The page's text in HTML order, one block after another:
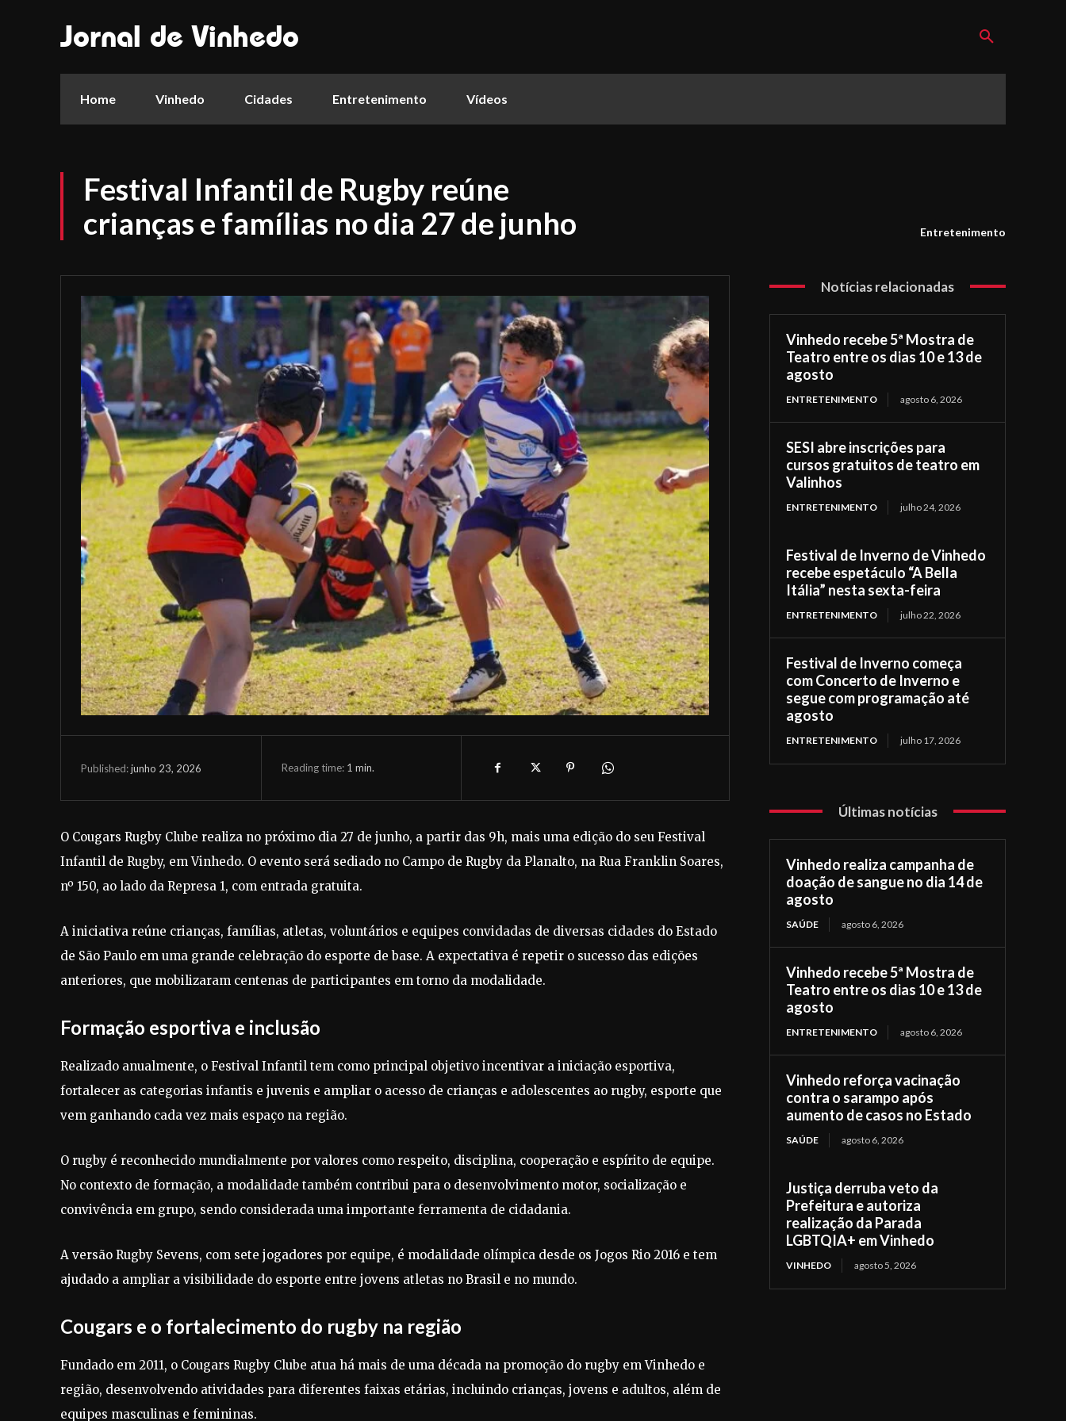
Jornal de Vinhedo
Home Vinhedo Cidades Entretenimento Vídeos
Festival Infantil de Rugby reúne
crianças e famílias no dia 27 de junho
Entretenimento
Published:junho 23, 2026 Reading time: 1 min.
O Cougars Rugby Clube realiza no próximo dia 27 de junho, a partir das 9h, mais uma edição do seu Festival
Infantil de Rugby, em Vinhedo. O evento será sediado no Campo de Rugby da Planalto, na Rua Franklin Soares,
nº 150, ao lado da Represa 1, com entrada gratuita.
A iniciativa reúne crianças, famílias, atletas, voluntários e equipes convidadas de diversas cidades do Estado
de São Paulo em uma grande celebração do esporte de base. A expectativa é repetir o sucesso das edições
anteriores, que mobilizaram centenas de participantes em torno da modalidade.
Formação esportiva e inclusão
Realizado anualmente, o Festival Infantil tem como principal objetivo incentivar a iniciação esportiva,
fortalecer as categorias infantis e juvenis e ampliar o acesso de crianças e adolescentes ao rugby, esporte que
vem ganhando cada vez mais espaço na região.
O rugby é reconhecido mundialmente por valores como respeito, disciplina, cooperação e espírito de equipe.
No contexto de formação, a modalidade também contribui para o desenvolvimento motor, socialização e
convivência em grupo, sendo considerada uma importante ferramenta de cidadania.
A versão Rugby Sevens, com sete jogadores por equipe, é modalidade olímpica desde os Jogos Rio 2016 e tem
ajudado a ampliar a visibilidade do esporte entre jovens atletas no Brasil e no mundo.
Cougars e o fortalecimento do rugby na região
Fundado em 2011, o Cougars Rugby Clube atua há mais de uma década na promoção do rugby em Vinhedo e
região, desenvolvendo atividades para diferentes faixas etárias, incluindo crianças, jovens e adultos, além de
equipes masculinas e femininas.
Notícias relacionadas
Vinhedo recebe 5ª Mostra de
Teatro entre os dias 10 e 13 de
agosto
ENTRETENIMENTO agosto 6, 2026
SESI abre inscrições para
cursos gratuitos de teatro em
Valinhos
ENTRETENIMENTO julho 24, 2026
Festival de Inverno de Vinhedo
recebe espetáculo “A Bella
Itália” nesta sexta-feira
ENTRETENIMENTO julho 22, 2026
Festival de Inverno começa
com Concerto de Inverno e
segue com programação até
agosto
ENTRETENIMENTO julho 17, 2026
Últimas notícias
Vinhedo realiza campanha de
doação de sangue no dia 14 de
agosto
SAÚDE agosto 6, 2026
Vinhedo recebe 5ª Mostra de
Teatro entre os dias 10 e 13 de
agosto
ENTRETENIMENTO agosto 6, 2026
Vinhedo reforça vacinação
contra o sarampo após
aumento de casos no Estado
SAÚDE agosto 6, 2026
Justiça derruba veto da
Prefeitura e autoriza
realização da Parada
LGBTQIA+ em Vinhedo
VINHEDO agosto 5, 2026